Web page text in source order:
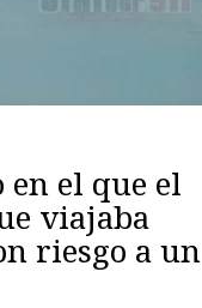
el que el
viajaba
riesgo a un